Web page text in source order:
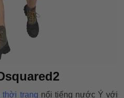
trang nổi tiếng nước Ý với